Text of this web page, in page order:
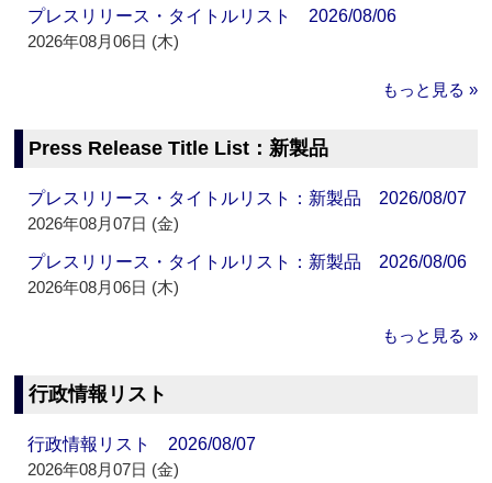
プレスリリース・タイトルリスト 2026/08/06
2026年08月06日 (木)
もっと見る »
Press Release Title List：新製品
プレスリリース・タイトルリスト：新製品 2026/08/07
2026年08月07日 (金)
プレスリリース・タイトルリスト：新製品 2026/08/06
2026年08月06日 (木)
もっと見る »
行政情報リスト
行政情報リスト 2026/08/07
2026年08月07日 (金)